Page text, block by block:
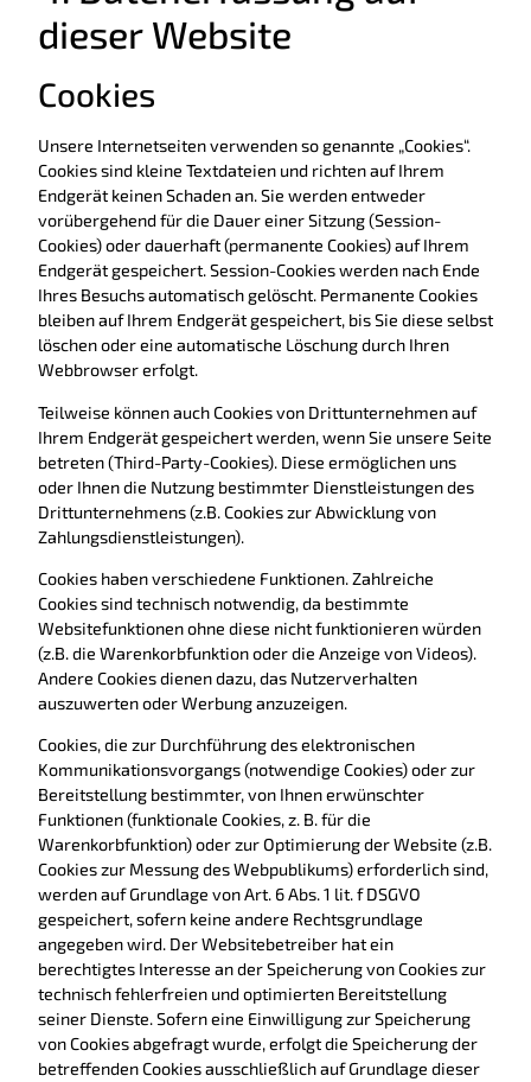
dieser Website
Cookies
Unsere Internetseiten verwenden so genannte „Cookies“.
Cookies sind kleine Textdateien und richten auf Ihrem
Endgerät keinen Schaden an. Sie werden entweder
vorübergehend für die Dauer einer Sitzung (Session-
Cookies) oder dauerhaft (permanente Cookies) auf Ihrem
Endgerät gespeichert. Session-Cookies werden nach Ende
Ihres Besuchs automatisch gelöscht. Permanente Cookies
bleiben auf Ihrem Endgerät gespeichert, bis Sie diese selbst
löschen oder eine automatische Löschung durch Ihren
Webbrowser erfolgt.
Teilweise können auch Cookies von Drittunternehmen auf
Ihrem Endgerät gespeichert werden, wenn Sie unsere Seite
betreten (Third-Party-Cookies). Diese ermöglichen uns
oder Ihnen die Nutzung bestimmter Dienstleistungen des
Drittunternehmens (z.B. Cookies zur Abwicklung von
Zahlungsdienstleistungen).
Cookies haben verschiedene Funktionen. Zahlreiche
Cookies sind technisch notwendig, da bestimmte
Websitefunktionen ohne diese nicht funktionieren würden
(z.B. die Warenkorbfunktion oder die Anzeige von Videos).
Andere Cookies dienen dazu, das Nutzerverhalten
auszuwerten oder Werbung anzuzeigen.
Cookies, die zur Durchführung des elektronischen
Kommunikationsvorgangs (notwendige Cookies) oder zur
Bereitstellung bestimmter, von Ihnen erwünschter
Funktionen (funktionale Cookies, z. B. für die
Warenkorbfunktion) oder zur Optimierung der Website (z.B.
Cookies zur Messung des Webpublikums) erforderlich sind,
werden auf Grundlage von Art. 6 Abs. 1 lit. f DSGVO
gespeichert, sofern keine andere Rechtsgrundlage
angegeben wird. Der Websitebetreiber hat ein
berechtigtes Interesse an der Speicherung von Cookies zur
technisch fehlerfreien und optimierten Bereitstellung
seiner Dienste. Sofern eine Einwilligung zur Speicherung
von Cookies abgefragt wurde, erfolgt die Speicherung der
betreffenden Cookies ausschließlich auf Grundlage dieser